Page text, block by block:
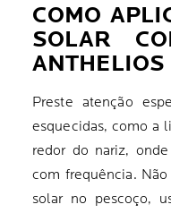
COMO
SOLAR
ANTHELIOS
Preste atenção
esquecidas, como a
redor do nariz,
com frequência.
solar no pescoço,